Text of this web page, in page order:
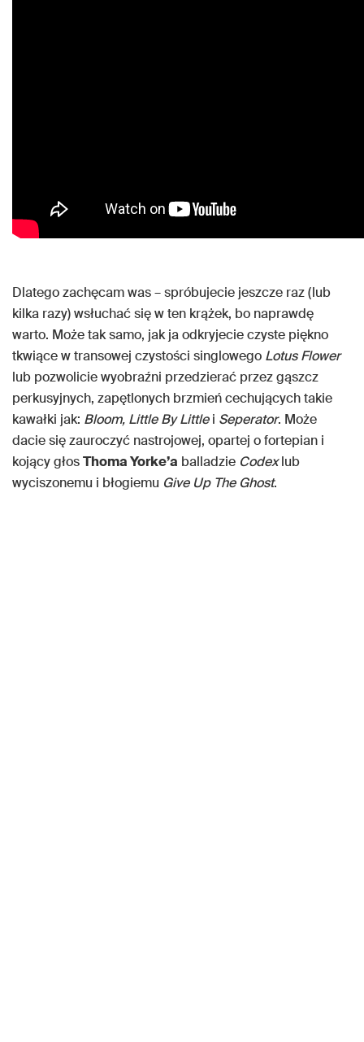
Dlatego zachęcam was – spróbujecie jeszcze raz (lub
kilka razy) wsłuchać się w ten krążek, bo naprawdę
warto. Może tak samo, jak ja odkryjecie czyste piękno
tkwiące w transowej czystości singlowego Lotus Flower
lub pozwolicie wyobraźni przedzierać przez gąszcz
perkusyjnych, zapętlonych brzmień cechujących takie
kawałki jak: Bloom, Little By Littlei Seperator. Może
dacie się zauroczyć nastrojowej, opartej o fortepian i
kojący głosThoma Yorke’a balladzie Codexlub
wyciszonemu i błogiemu Give Up The Ghost.